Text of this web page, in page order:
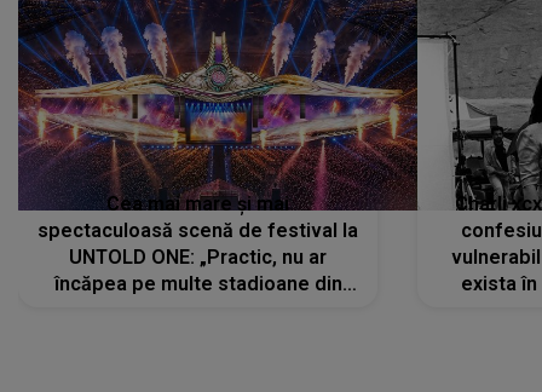
Cea mai mare și mai
spectaculoasă scenă de festival la
UNTOLD ONE: „Practic, nu ar
încăpea pe multe stadioane din
Charli
exista